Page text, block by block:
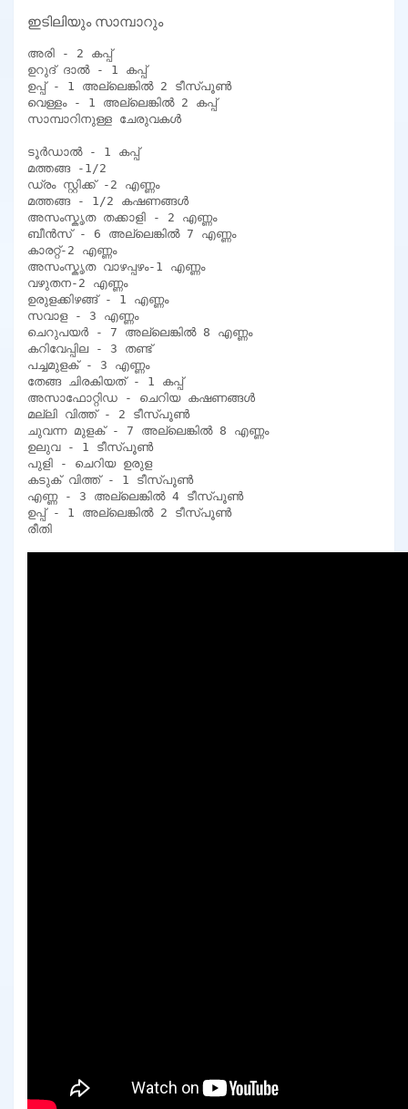
ഇടിലിയും സാമ്പാറും
അരി - 2 കപ്പ്
ഉറുദ് ദാൽ - 1 കപ്പ്
ഉപ്പ് - 1 അല്ലെങ്കിൽ 2 ടീസ്പൂൺ
വെള്ളം - 1 അല്ലെങ്കിൽ 2 കപ്പ്
സാമ്പാറിനുള്ള ചേരുവകൾ
ടൂർഡാൽ - 1 കപ്പ്
മത്തങ്ങ -1/2
ഡ്രം സ്റ്റിക്ക് -2 എണ്ണം
മത്തങ്ങ - 1/2 കഷണങ്ങൾ
അസംസ്കൃത തക്കാളി - 2 എണ്ണം
ബീൻസ് - 6 അല്ലെങ്കിൽ 7 എണ്ണം
കാരറ്റ്-2 എണ്ണം
അസംസ്കൃത വാഴപ്പഴം-1 എണ്ണം
വഴുതന-2 എണ്ണം
ഉരുളക്കിഴങ്ങ് - 1 എണ്ണം
സവാള - 3 എണ്ണം
ചെറുപയർ - 7 അല്ലെങ്കിൽ 8 എണ്ണം
കറിവേപ്പില - 3 തണ്ട്
പച്ചമുളക് - 3 എണ്ണം
തേങ്ങ ചിരകിയത് - 1 കപ്പ്
അസാഫോറ്റിഡ - ചെറിയ കഷണങ്ങൾ
മല്ലി വിത്ത് - 2 ടീസ്പൂൺ
ചുവന്ന മുളക് - 7 അല്ലെങ്കിൽ 8 എണ്ണം
ഉലുവ - 1 ടീസ്പൂൺ
പുളി - ചെറിയ ഉരുള
കടുക് വിത്ത് - 1 ടീസ്പൂൺ
എണ്ണ - 3 അല്ലെങ്കിൽ 4 ടീസ്പൂൺ
ഉപ്പ് - 1 അല്ലെങ്കിൽ 2 ടീസ്പൂൺ
രീതി